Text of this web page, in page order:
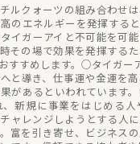
ルクォーツの組み合わせ
のエネルギーを発揮する
イガーアイと不可能を可
その場で効果を発揮する
すすめします。○タイガー
と導き、仕事運や金運を
があるといわれています
新規に事業をはじめる
ャレンジしようとする人
富を引き寄せ、ビジネス